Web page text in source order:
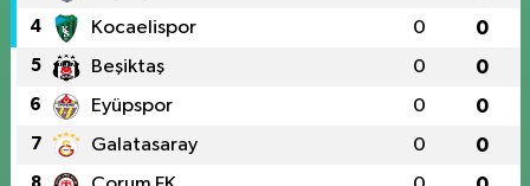
4 Kocaelispor 0 0
5 Beşiktaş 0 0
6 Eyüpspor 0 0
7 Galatasaray 0 0